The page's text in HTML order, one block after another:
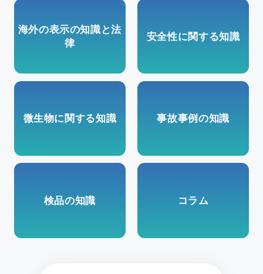
海外の表示の知識と法
律
安全性に関する知識
微生物に関する知識 事故事例の知識
検品の知識 コラム